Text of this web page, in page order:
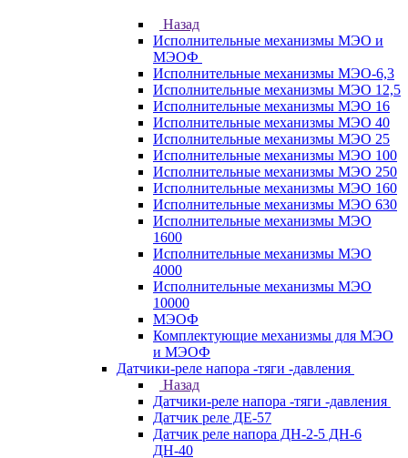
Назад
Исполнительные механизмы МЭО и
МЭОФ
Исполнительные механизмы МЭО-6,3
Исполнительные механизмы МЭО 12,5
Исполнительные механизмы МЭО 16
Исполнительные механизмы МЭО 40
Исполнительные механизмы МЭО 25
Исполнительные механизмы МЭО 100
Исполнительные механизмы МЭО 250
Исполнительные механизмы МЭО 160
Исполнительные механизмы МЭО 630
Исполнительные механизмы МЭО
1600
Исполнительные механизмы МЭО
4000
Исполнительные механизмы МЭО
10000
МЭОФ
Комплектующие механизмы для МЭО
и МЭОФ
Датчики-реле напора -тяги -давления
Назад
Датчики-реле напора -тяги -давления
Датчик реле ДЕ-57
Датчик реле напора ДН-2-5 ДН-6
ДН-40